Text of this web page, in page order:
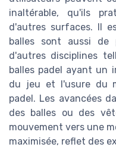
inaltérable, qu'ils
d'autres surfaces. Il
balles sont aussi de
d'autres disciplines
balles padel ayant un
du jeu et l'usure du
padel. Les avancées
des balles ou des
mouvement vers une
maximisée, reflet des